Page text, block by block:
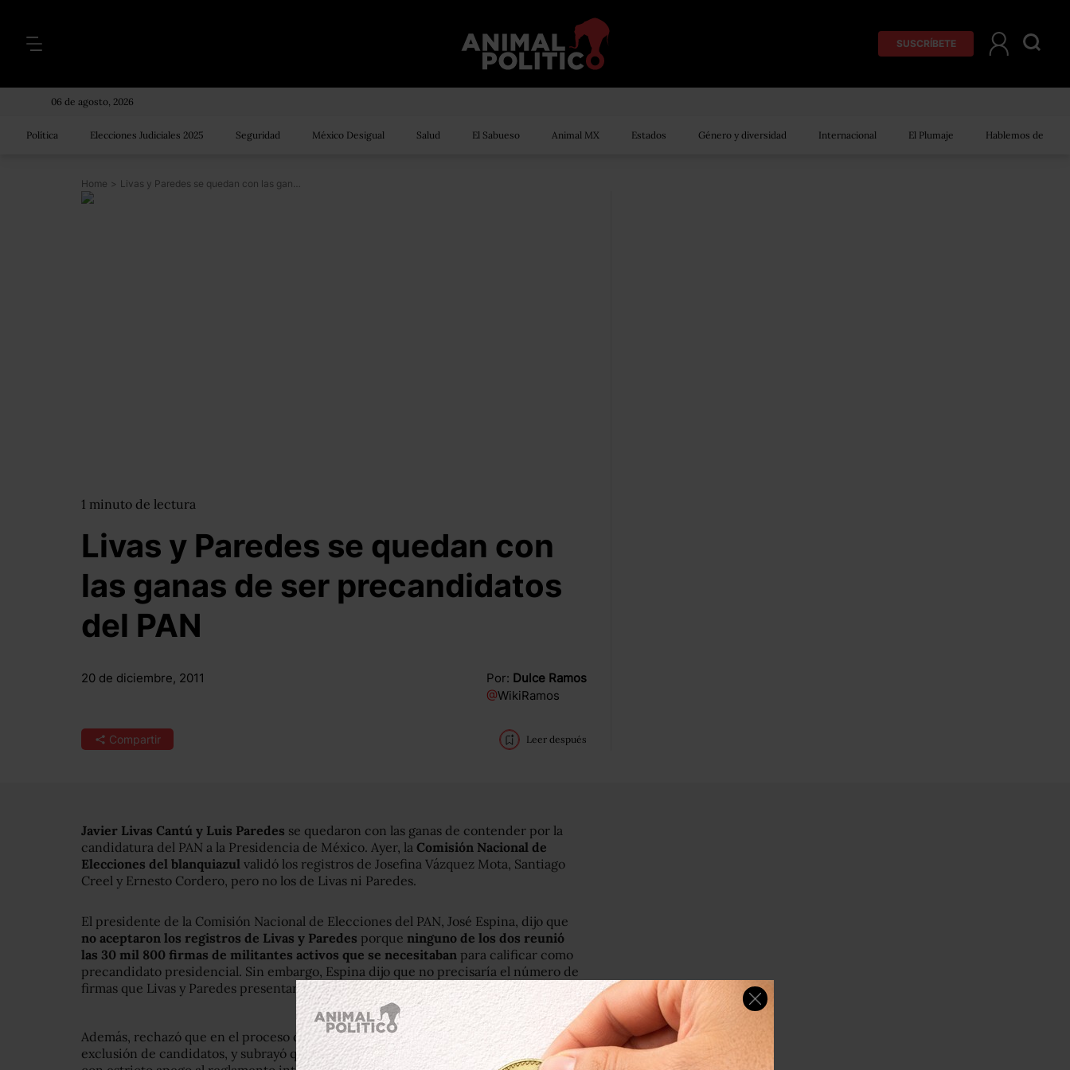
SUSCRÍBETE
06 de agosto, 2026
Política Elecciones Judiciales 2025 Seguridad México Desigual Salud El Sabueso Animal MX Estados Género y diversidad Internacional El Plumaje Hablemos de
Home > Livas y Paredes se quedan con las ganas de ser precandidatos del PAN
1 minuto de lectura
Livas y Paredes se quedan con
las ganas de ser precandidatos
del PAN
20 de diciembre, 2011 Por: Dulce Ramos
@WikiRamos
Compartir Leer después
Javier Livas Cantú y Luis Paredes se quedaron con las ganas de contender por la
candidatura del PAN a la Presidencia de México. Ayer, la Comisión Nacional de
Elecciones del blanquiazul validó los registros de Josefina Vázquez Mota, Santiago
Creel y Ernesto Cordero, pero no los de Livas ni Paredes.
El presidente de la Comisión Nacional de Elecciones del PAN, José Espina, dijo que
no aceptaron los registros de Livas y Paredes porque ninguno de los dos reunió
las 30 mil 800 firmas de militantes activos que se necesitaban para calificar como
precandidato presidencial. Sin embargo, Espina dijo que no precisaría el número de
firmas que Livas y Paredes presentaron.
Además, rechazó que en el proceso de registro de los aspirantes panistas hubiera
exclusión de candidatos, y subrayó que las decisiones se tomaron de manera seria y